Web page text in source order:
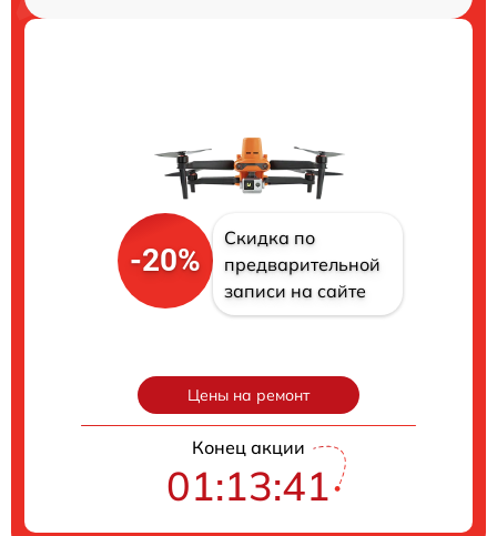
-20%
Скидка по
предварительной
записи на сайте
Цены на ремонт
Конец акции
01:13:41